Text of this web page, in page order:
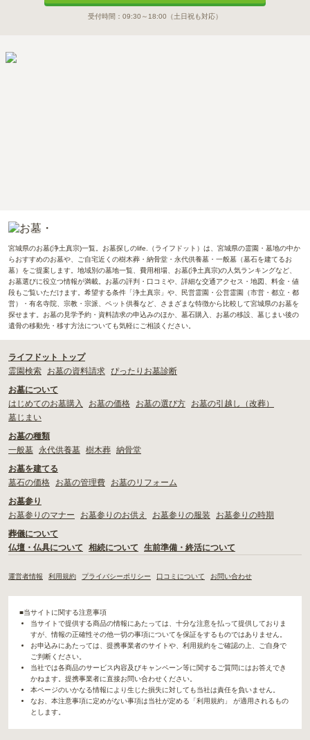
受付時間： 09:30～18:00 （土日祝も対応）
宮城県のお墓(浄土真宗)一覧。お墓探しのlife.（ライフドット）は、宮城県の霊園・墓地の中か
らおすすめのお墓や、ご自宅近くの樹木葬・納骨堂・永代供養墓・一般墓（墓石を建てるお
墓）をご提案します。地域別の墓地一覧、費用相場、お墓(浄土真宗)の人気ランキングなど、
お墓選びに役立つ情報が満載。お墓の評判・口コミや、詳細な交通アクセス・地図、料金・値
段もご覧いただけます。希望する条件「浄土真宗」や、民営霊園・公営霊園（市営・都立・都
営）・有名寺院、宗教・宗派、ペット供養など、さまざまな特徴から比較して宮城県のお墓を
探せます。お墓の見学予約・資料請求の申込みのほか、墓石購入、お墓の移設、墓じまい後の
遺骨の移動先・移す方法についても気軽にご相談ください。
ライフドット トップ
霊園検索
お墓の資料請求 ぴったりお墓診断
お墓について
はじめてのお墓購入
お墓の価格 お墓の選び方
お墓の引越し（改葬）
墓じまい
お墓の種類
一般墓
永代供養墓 樹木葬 納骨堂
お墓を建てる
墓石の価格
お墓の管理費
お墓のリフォーム
お墓参り
お墓参りのマナー
お墓参りのお供え お墓参りの服装
お墓参りの時期
葬儀について
仏壇・仏具について
相続について 生前準備・終活について
運営者情報 利用規約 プライバシーポリシー 口コミについて お問い合わせ
■当サイトに関する注意事項
当サイトで提供する商品の情報にあたっては、十分な注意を払って提供しておりま
すが、情報の正確性その他一切の事項についてを保証をするものではありません。
お申込みにあたっては、提携事業者のサイトや、利用規約をご確認の上、ご自身で
ご判断ください。
当社では各商品のサービス内容及びキャンペーン等に関するご質問にはお答えでき
かねます。提携事業者に直接お問い合わせください。
本ページのいかなる情報により生じた損失に対しても当社は責任を負いません。
なお、本注意事項に定めがない事項は当社が定める「利用規約」 が適用されるもの
とします。